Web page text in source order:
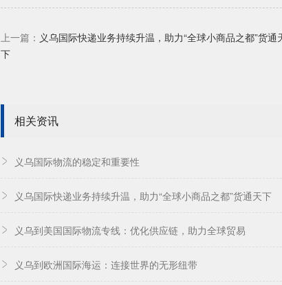
上一篇： 义乌国际快递业务持续升温，助力“全球小商品之都”货通
下
相关资讯
义乌国际物流的稳定和重要性
义乌国际快递业务持续升温，助力“全球小商品之都”货通天下
义乌到美国国际物流专线：优化供应链，助力全球贸易
义乌到欧洲国际海运：连接世界的无形纽带